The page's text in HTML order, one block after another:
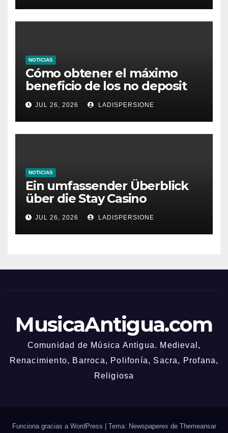
NOTICIAS
Cómo obtener el máximo
beneficio de los no deposit
bonus codes de roby casino
JUL 26, 2026 LADISPERSIONE
NOTICIAS
Ein umfassender Überblick
über die Stay Casino
Bonusbedingungen
JUL 26, 2026 LADISPERSIONE
MusicaAntigua.com
Comunidad de Música Antigua. Medieval,
Renacimiento, Barroca, Polifonía, Sacra, Profana,
Religiosa
Funciona gracias a WordPress Tema: Newspaperex de Themeansar